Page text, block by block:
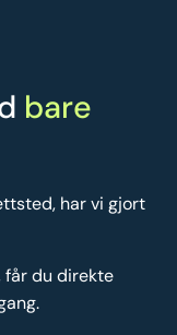
bare
har vi gjort
får du direkte